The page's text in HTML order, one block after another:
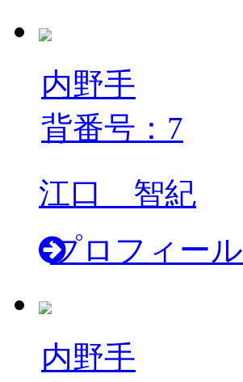
内野手
背番号：7
江口 智紀
プロフィール
内野手